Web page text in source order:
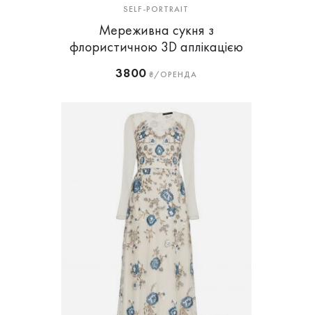
SELF-PORTRAIT
Мереживна сукня з
флористичною 3D аплікацією
3800₴/ОРЕНДА